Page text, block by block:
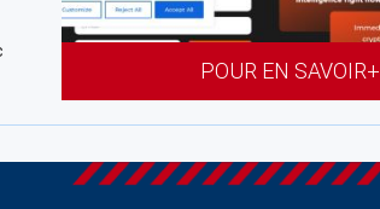
POUR EN SAVOIR+